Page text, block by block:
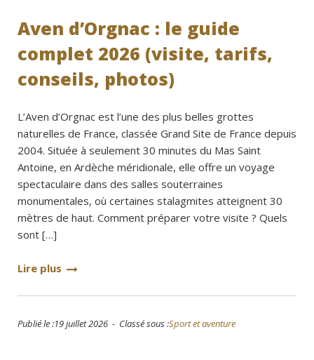
Aven d’Orgnac : le guide
complet 2026 (visite, tarifs,
conseils, photos)
L’Aven d’Orgnac est l’une des plus belles grottes
naturelles de France, classée Grand Site de France depuis
2004. Située à seulement 30 minutes du Mas Saint
Antoine, en Ardèche méridionale, elle offre un voyage
spectaculaire dans des salles souterraines
monumentales, où certaines stalagmites atteignent 30
mètres de haut. Comment préparer votre visite ? Quels
sont […]
Lire plus
Publié le :19 juillet 2026 - Classé sous :Sport et aventure